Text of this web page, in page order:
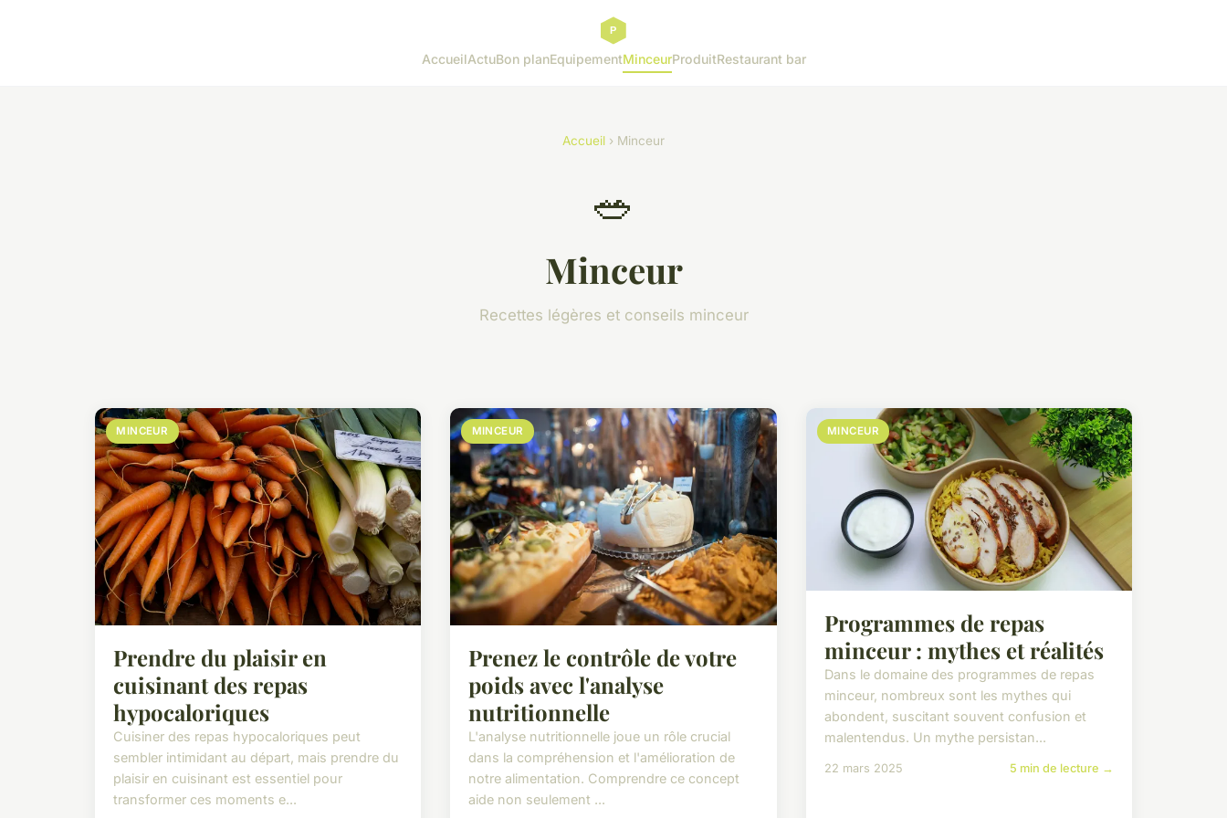
AccueilActuBon planEquipementMinceurProduitRestaurant bar
Accueil › Minceur
🥗
Minceur
Recettes légères et conseils minceur
MINCEUR
Prendre du plaisir en
cuisinant des repas
hypocaloriques
Cuisiner des repas hypocaloriques peut
sembler intimidant au départ, mais prendre du
plaisir en cuisinant est essentiel pour
transformer ces moments e...
MINCEUR
Prenez le contrôle de votre
poids avec l'analyse
nutritionnelle
L'analyse nutritionnelle joue un rôle crucial
dans la compréhension et l'amélioration de
notre alimentation. Comprendre ce concept
aide non seulement ...
MINCEUR
Programmes de repas
minceur : mythes et réalités
Dans le domaine des programmes de repas
minceur, nombreux sont les mythes qui
abondent, suscitant souvent confusion et
malentendus. Un mythe persistan...
22 mars 2025 5 min de lecture →